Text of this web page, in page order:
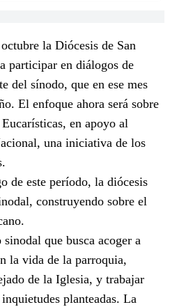
la Diócesis de San
participar en diálogos de
del sínodo, que en ese mes
El enfoque ahora será sobre
en apoyo al
una iniciativa de los
de este período, la diócesis
construyendo sobre el
que busca acoger a
la vida de la parroquia,
de la Iglesia, y trabajar
planteadas. La